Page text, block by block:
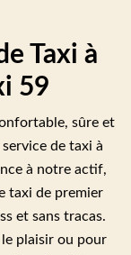
Taxi à
59
sûre et
de taxi à
à notre actif,
taxi de premier
et sans tracas.
plaisir ou pour